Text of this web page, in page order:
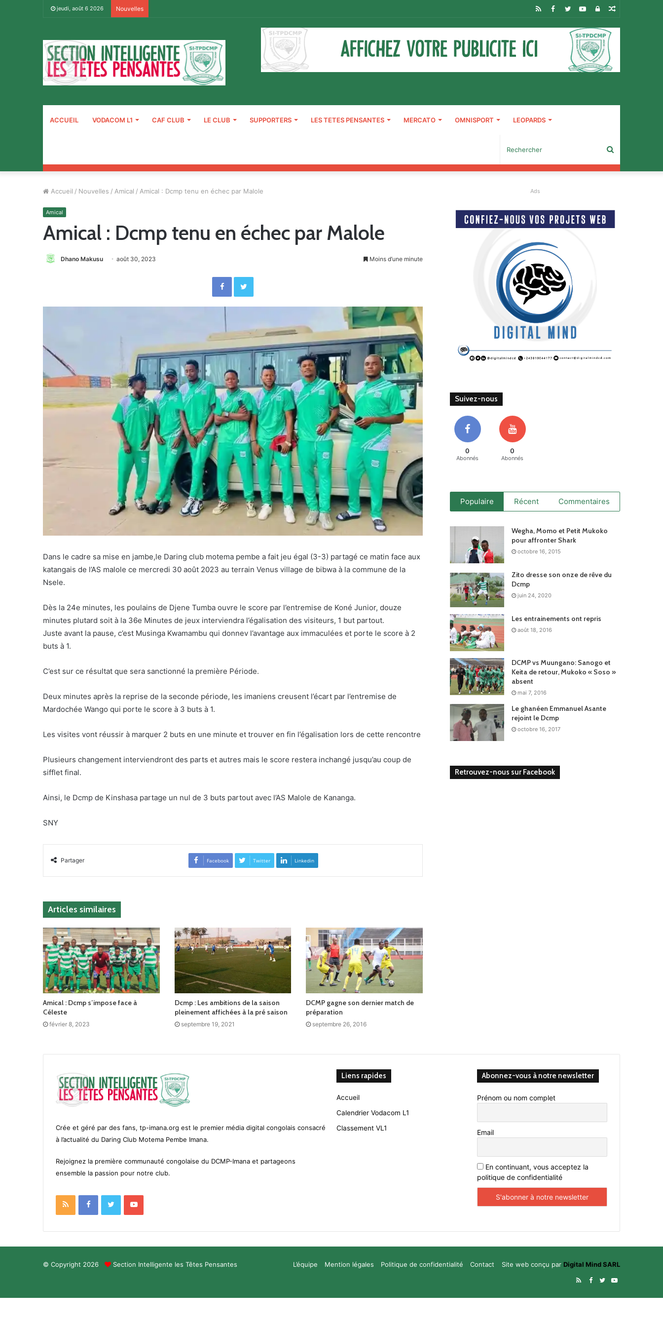
jeudi, août 6 2026 Nouvelles Article
Connexion
YouTube
Twitter
Facebook
RSS
ACCUEIL VODACOM L1 CAF CLUB LE CLUB SUPPORTERS LES TETES PENSANTES MERCATO OMNISPORT LEOPARDS
Accueil / Nouvelles / Amical / Amical : Dcmp tenu en échec par Malole
Amical
Amical : Dcmp tenu en échec par Malole
Dhano Makusu août 30, 2023 Moins d’une minute
FacebookTwitter
Dans le cadre sa mise en jambe,le Daring club motema pembe a fait jeu égal (3-3) partagé ce matin face aux
katangais de l’AS malole ce mercredi 30 août 2023 au terrain Venus village de bibwa à la commune de la
Nsele.
Dès la 24e minutes, les poulains de Djene Tumba ouvre le score par l’entremise de Koné Junior, douze
minutes plutard soit à la 36e Minutes de jeux interviendra l’égalisation des visiteurs, 1 but partout.
Juste avant la pause, c’est Musinga Kwamambu qui donnev l’avantage aux immaculées et porte le score à 2
buts à 1.
C’est sur ce résultat que sera sanctionné la première Période.
Deux minutes après la reprise de la seconde période, les imaniens creusent l’écart par l’entremise de
Mardochée Wango qui porte le score à 3 buts à 1.
Les visites vont réussir à marquer 2 buts en une minute et trouver en fin l’égalisation lors de cette rencontre
Plusieurs changement interviendront des parts et autres mais le score restera inchangé jusqu’au coup de
sifflet final.
Ainsi, le Dcmp de Kinshasa partage un nul de 3 buts partout avec l’AS Malole de Kananga.
SNY
Partager Facebook Twitter Linkedin
Articles similaires
Amical : Dcmp s’impose face à
Céleste
février 8, 2023
Dcmp : Les ambitions de la saison
pleinement affichées à la pré saison
septembre 19, 2021
DCMP gagne son dernier match de
préparation
septembre 26, 2016
Ads
Suivez-nous
0
Abonnés
0
Abonnés
Populaire Récent Commentaires
Wegha, Momo et Petit Mukoko
pour affronter Shark
octobre 16, 2015
Zito dresse son onze de rêve du
Dcmp
juin 24, 2020
Les entrainements ont repris
août 18, 2016
DCMP vs Muungano: Sanogo et
Keita de retour, Mukoko « Soso »
absent
mai 7, 2016
Le ghanéen Emmanuel Asante
rejoint le Dcmp
octobre 16, 2017
Retrouvez-nous sur Facebook
Crée et géré par des fans, tp-imana.org est le premier média digital congolais consacré
à l’actualité du Daring Club Motema Pembe Imana.
Rejoignez la première communauté congolaise du DCMP-Imana et partageons
ensemble la passion pour notre club.
RSS FacebookTwitterYouTube
Liens rapides
Accueil
Calendrier Vodacom L1
Classement VL1
Abonnez-vous à notre newsletter
Prénom ou nom complet
Email
En continuant, vous acceptez la
politique de confidentialité
© Copyright 2026 Section Intelligente les Têtes Pensantes Site web conçu par Digital Mind SARL
L’équipe Mention légales Politique de confidentialité
Contact
RSSFacebook
TwitterYouTube